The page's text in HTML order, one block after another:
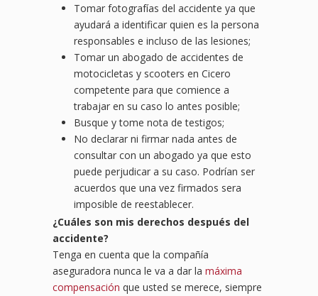
Tomar fotografías del accidente ya que
ayudará a identificar quien es la persona
responsables e incluso de las lesiones;
Tomar un abogado de accidentes de
motocicletas y scooters en Cicero
competente para que comience a
trabajar en su caso lo antes posible;
Busque y tome nota de testigos;
No declarar ni firmar nada antes de
consultar con un abogado ya que esto
puede perjudicar a su caso. Podrían ser
acuerdos que una vez firmados sera
imposible de reestablecer.
¿Cuáles son mis derechos después del
accidente?
Tenga en cuenta que la compañía
aseguradora nunca le va a dar la máxima
compensación que usted se merece, siempre